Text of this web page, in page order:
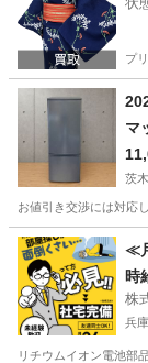
プ
マ
一
茨
お値引き交渉には対応
大阪 茨木市
≪
時
株
兵
リチウムイオン電池部